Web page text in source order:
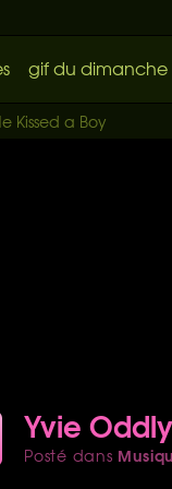
gif du dimanche
Kissed a Boy
Yvie
Posté dans